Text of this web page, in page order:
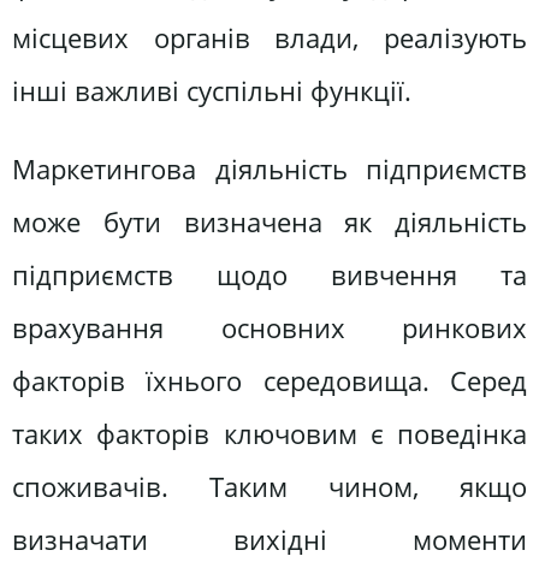
місцевих органів влади, реалізують
інші важливі суспільні функції.
Маркетингова діяльність підприємств
може бути визначена як діяльність
підприємств щодо вивчення та
врахування основних ринкових
факторів їхнього середовища. Серед
таких факторів ключовим є поведінка
споживачів. Таким чином, якщо
визначати вихідні моменти